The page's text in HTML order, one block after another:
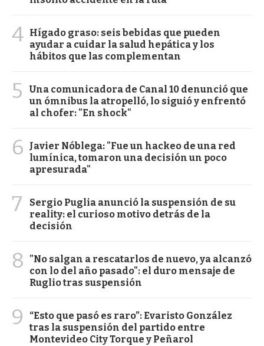
4 Hígado graso: seis bebidas que pueden
ayudar a cuidar la salud hepática y los
hábitos que las complementan
5
Una comunicadora de Canal 10 denunció que
un ómnibus la atropelló, lo siguió y enfrentó
al chofer: "En shock"
6
Javier Nóblega: "Fue un hackeo de una red
lumínica, tomaron una decisión un poco
apresurada"
7
Sergio Puglia anunció la suspensión de su
reality: el curioso motivo detrás de la
decisión
8
"No salgan a rescatarlos de nuevo, ya alcanzó
con lo del año pasado": el duro mensaje de
Ruglio tras suspensión
9
“Esto que pasó es raro”: Evaristo González
tras la suspensión del partido entre
Montevideo City Torque y Peñarol